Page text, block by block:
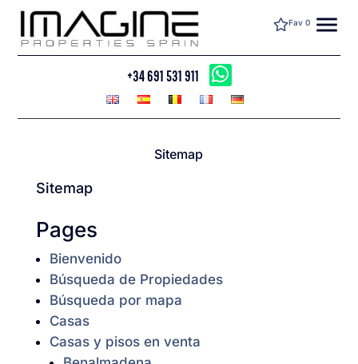
+34 691 531 911
menu
Fav 0
Sitemap
Sitemap
Pages
Bienvenido
Búsqueda de Propiedades
Búsqueda por mapa
Casas
Casas y pisos en venta